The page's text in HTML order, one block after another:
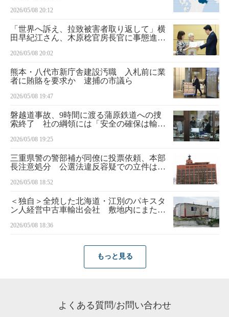
2026/05/08 20:12
「世界へ訴え、拉致被害者取り返して」横
田早紀江さん、木原稔官房長官に事態進展
2026/05/08 20:02
熊本・八代市新庁舎建設汚職 入札前に業
者に賄賂を要求か 逮捕の市議ら
2026/05/08 19:47
磐越道事故、9時間に渡る蒲原鉄道への捜
索終了 社の綱領には「安全の確保は輸送
2026/05/08 19:25
三重県警の警部補が同僚に投票依頼、本部
長注意処分 公選法違反容疑での立件は見
2026/05/08 18:52
＜独自＞全焼した北海道・江別のパキスタ
ン人経営中古車輸出会社 敷地内にまた違
2026/05/08 18:36
もっと見る
よくある質問/お問い合わせ